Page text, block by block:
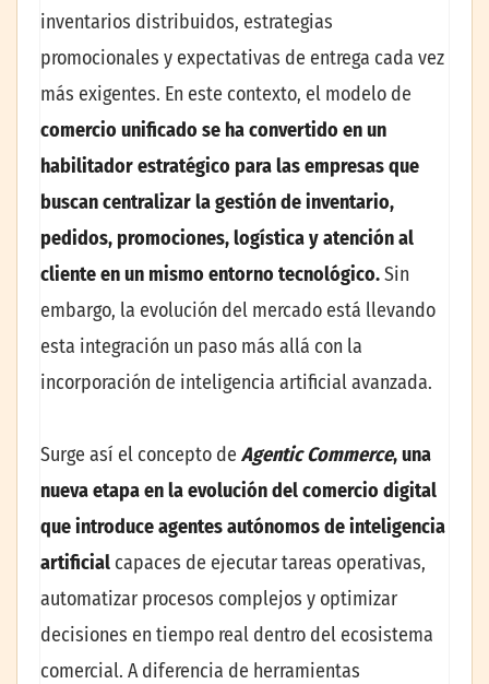
inventarios distribuidos, estrategias
promocionales y expectativas de entrega cada vez
más exigentes. En este contexto, el modelo de
comercio unificado se ha convertido en un
habilitador estratégico para las empresas que
buscan centralizar la gestión de inventario,
pedidos, promociones, logística y atención al
cliente en un mismo entorno tecnológico.Sin
embargo, la evolución del mercado está llevando
esta integración un paso más allá con la
incorporación de inteligencia artificial avanzada.
Surge así el concepto de Agentic Commerce, una
nueva etapa en la evolución del comercio digital
que introduce agentes autónomos de inteligencia
artificial capaces de ejecutar tareas operativas,
automatizar procesos complejos y optimizar
decisiones en tiempo real dentro del ecosistema
comercial. A diferencia de herramientas